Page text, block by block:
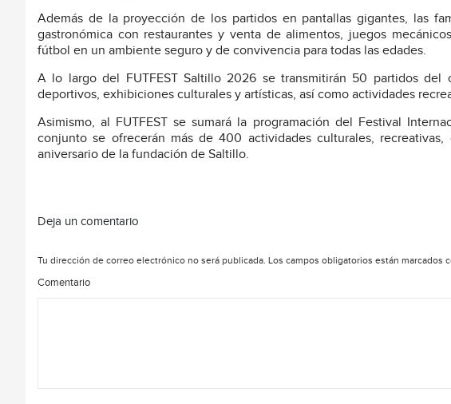
Además de la proyección de los partidos en pantallas gigantes, las
gastronómica con restaurantes y venta de alimentos, juegos
fútbol en un ambiente seguro y de convivencia para todas las edades.
A lo largo del FUTFEST Saltillo 2026 se transmitirán 50 partidos del
deportivos, exhibiciones culturales y artísticas, así como actividades
Asimismo, al FUTFEST se sumará la programación del Festival
conjunto se ofrecerán más de 400 actividades culturales,
aniversario de la fundación de Saltillo.
Deja un comentario
Tu dirección de correo electrónico no será publicada. Los campos obligatorios están marcados
Comentario